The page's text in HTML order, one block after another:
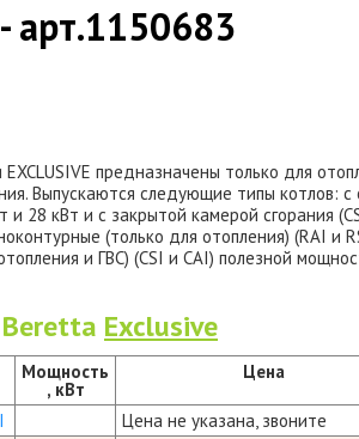
арт.1150683
предназначены только для
Выпускаются следующие типы котлов: с
28 кВт и с закрытой камерой сгорания
(только для отопления) (RAI и
и ГВС) (CSI и СAI) полезной
Exclusive
Мощность
, кВт
Цена
Цена не указана, звоните